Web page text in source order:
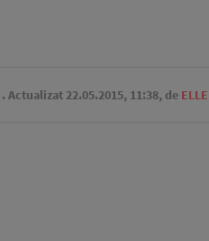
. Actualizat 22.05.2015, 11:38, de ELLE